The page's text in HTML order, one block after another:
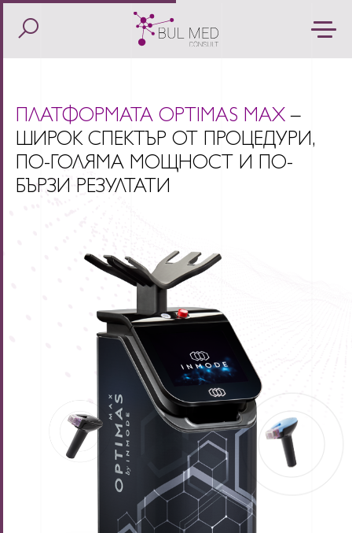
ПЛАТФОРМАТА OPTIMAS MAX–
ШИРОК СПЕКТЪР ОТ ПРОЦЕДУРИ,
ПО-ГОЛЯМА МОЩНОСТ И ПО-
БЪРЗИ РЕЗУЛТАТИ